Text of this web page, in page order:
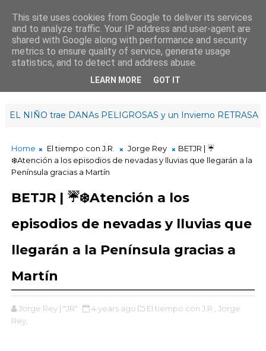
¡Buenos días!
11:22 : 36
trae DANAs PELIGROSAS y un Invierno RETRASADO |
Home El tiempo con J.R. Jorge Rey
BETJR | ☔
❄️Atención a los episodios de nevadas y lluvias que llegarán a la
Península gracias a Martín
BETJR | ☔❄️Atención a los
episodios de nevadas y lluvias que
llegarán a la Península gracias a
Martín
Jorge Rey | "JR" 4 years ago El tiempo con J.R.,
Jorge
Rey,
This site uses cookies from Google to deliver its services
and to analyze traffic. Your IP address and user-agent are
shared with Google along with performance and security
metrics to ensure quality of service, generate usage
statistics, and to detect and address abuse.
LEARN MORE GOT IT